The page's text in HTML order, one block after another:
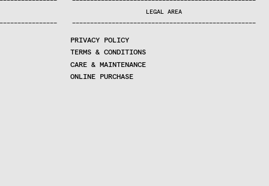
———————————————
LEGAL AREA
———————————————————————————————————————————————————
PRIVACY POLICY
TERMS & CONDITIONS
CARE & MAINTENANCE
ONLINE PURCHASE